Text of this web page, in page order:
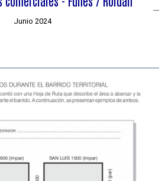
Junio 2024